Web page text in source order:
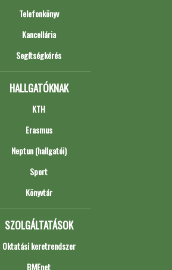
Telefonkönyv
Kancellária
Segítségkérés
HALLGATÓKNAK
KTH
Erasmus
Neptun (hallgatói)
Sport
Könyvtár
SZOLGÁLTATÁSOK
Oktatási keretrendszer
BMEnet